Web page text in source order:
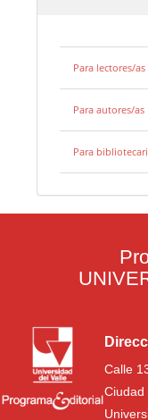
Para lectores/as
Para autores/as
Para
Calle
Ciudad